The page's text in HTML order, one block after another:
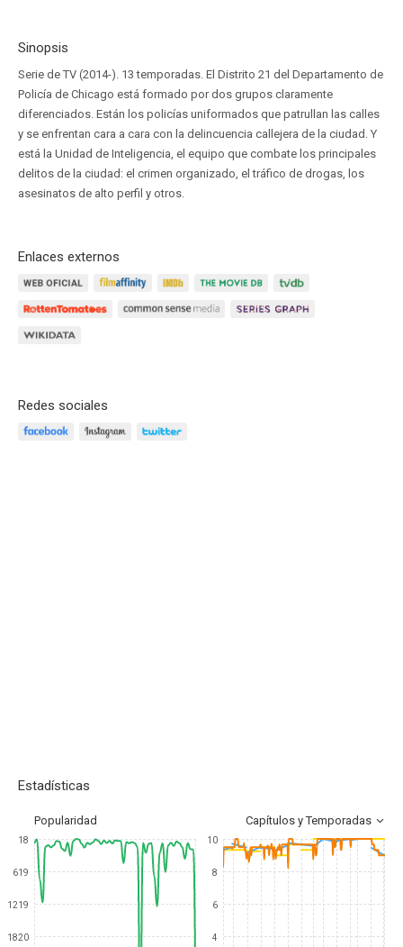
Sinopsis
Serie de TV (2014-). 13 temporadas. El Distrito 21 del Departamento de
Policía de Chicago está formado por dos grupos claramente
diferenciados. Están los policías uniformados que patrullan las calles
y se enfrentan cara a cara con la delincuencia callejera de la ciudad. Y
está la Unidad de Inteligencia, el equipo que combate los principales
delitos de la ciudad: el crimen organizado, el tráfico de drogas, los
asesinatos de alto perfil y otros.
Enlaces externos
Redes sociales
Estadísticas
Popularidad Capítulos y Temporadas
18
619
1219
1820
10
8
6
4